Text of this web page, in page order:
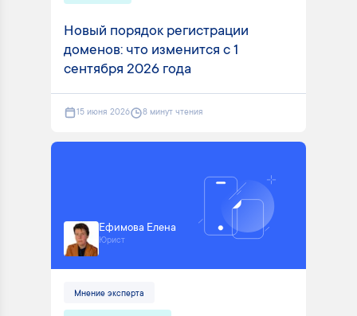
Новый порядок регистрации
доменов: что изменится с 1
сентября 2026 года
15 июня 2026 8 минут чтения
Ефимова Елена
Юрист
Мнение эксперта